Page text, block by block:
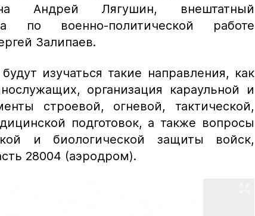
Андрей Лягушин, внештатный
по военно-политической работе
Залипаев.
изучаться такие направления, как
организация караульной и
строевой, огневой, тактической,
подготовок, а также вопросы
и биологической защиты войск,
28004 (аэродром).